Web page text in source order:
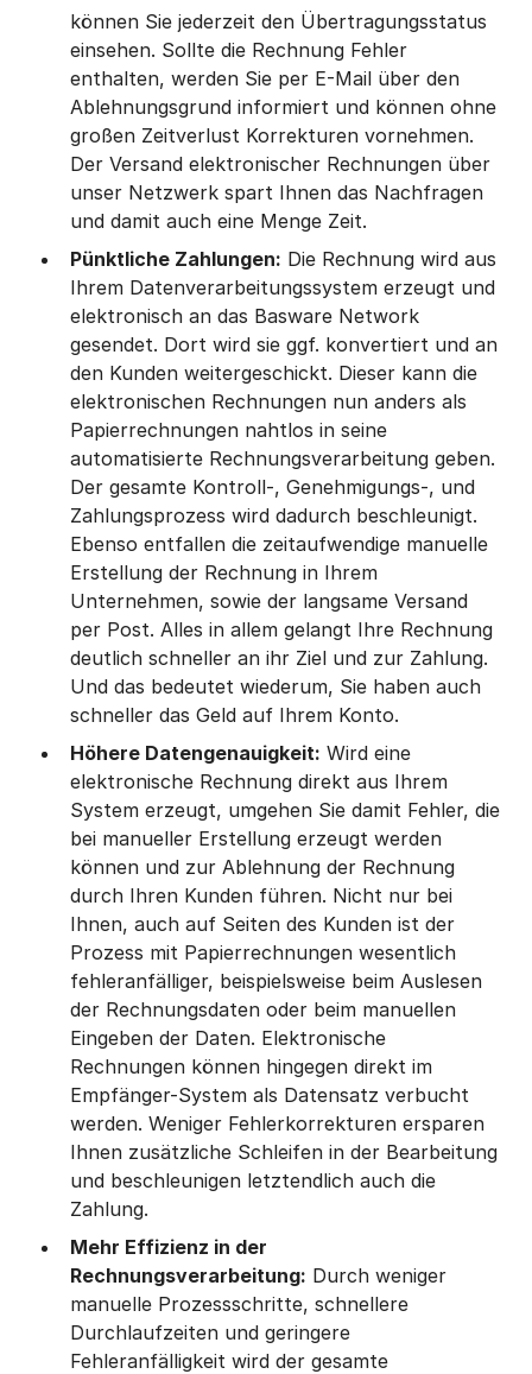
können Sie jederzeit den Übertragungsstatus
einsehen. Sollte die Rechnung Fehler
enthalten, werden Sie per E-Mail über den
Ablehnungsgrund informiert und können ohne
großen Zeitverlust Korrekturen vornehmen.
Der Versand elektronischer Rechnungen über
unser Netzwerk spart Ihnen das Nachfragen
und damit auch eine Menge Zeit.
Pünktliche Zahlungen: Die Rechnung wird aus
Ihrem Datenverarbeitungssystem erzeugt und
elektronisch an das Basware Network
gesendet. Dort wird sie ggf. konvertiert und an
den Kunden weitergeschickt. Dieser kann die
elektronischen Rechnungen nun anders als
Papierrechnungen nahtlos in seine
automatisierte Rechnungsverarbeitung geben.
Der gesamte Kontroll-, Genehmigungs-, und
Zahlungsprozess wird dadurch beschleunigt.
Ebenso entfallen die zeitaufwendige manuelle
Erstellung der Rechnung in Ihrem
Unternehmen, sowie der langsame Versand
per Post. Alles in allem gelangt Ihre Rechnung
deutlich schneller an ihr Ziel und zur Zahlung.
Und das bedeutet wiederum, Sie haben auch
schneller das Geld auf Ihrem Konto.
Höhere Datengenauigkeit: Wird eine
elektronische Rechnung direkt aus Ihrem
System erzeugt, umgehen Sie damit Fehler, die
bei manueller Erstellung erzeugt werden
können und zur Ablehnung der Rechnung
durch Ihren Kunden führen. Nicht nur bei
Ihnen, auch auf Seiten des Kunden ist der
Prozess mit Papierrechnungen wesentlich
fehleranfälliger, beispielsweise beim Auslesen
der Rechnungsdaten oder beim manuellen
Eingeben der Daten. Elektronische
Rechnungen können hingegen direkt im
Empfänger-System als Datensatz verbucht
werden. Weniger Fehlerkorrekturen ersparen
Ihnen zusätzliche Schleifen in der Bearbeitung
und beschleunigen letztendlich auch die
Zahlung.
Mehr Effizienz in der
Rechnungsverarbeitung: Durch weniger
manuelle Prozessschritte, schnellere
Durchlaufzeiten und geringere
Fehleranfälligkeit wird der gesamte